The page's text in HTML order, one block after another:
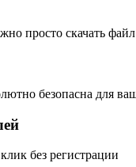
просто скачать
безопасна для
без регистрации